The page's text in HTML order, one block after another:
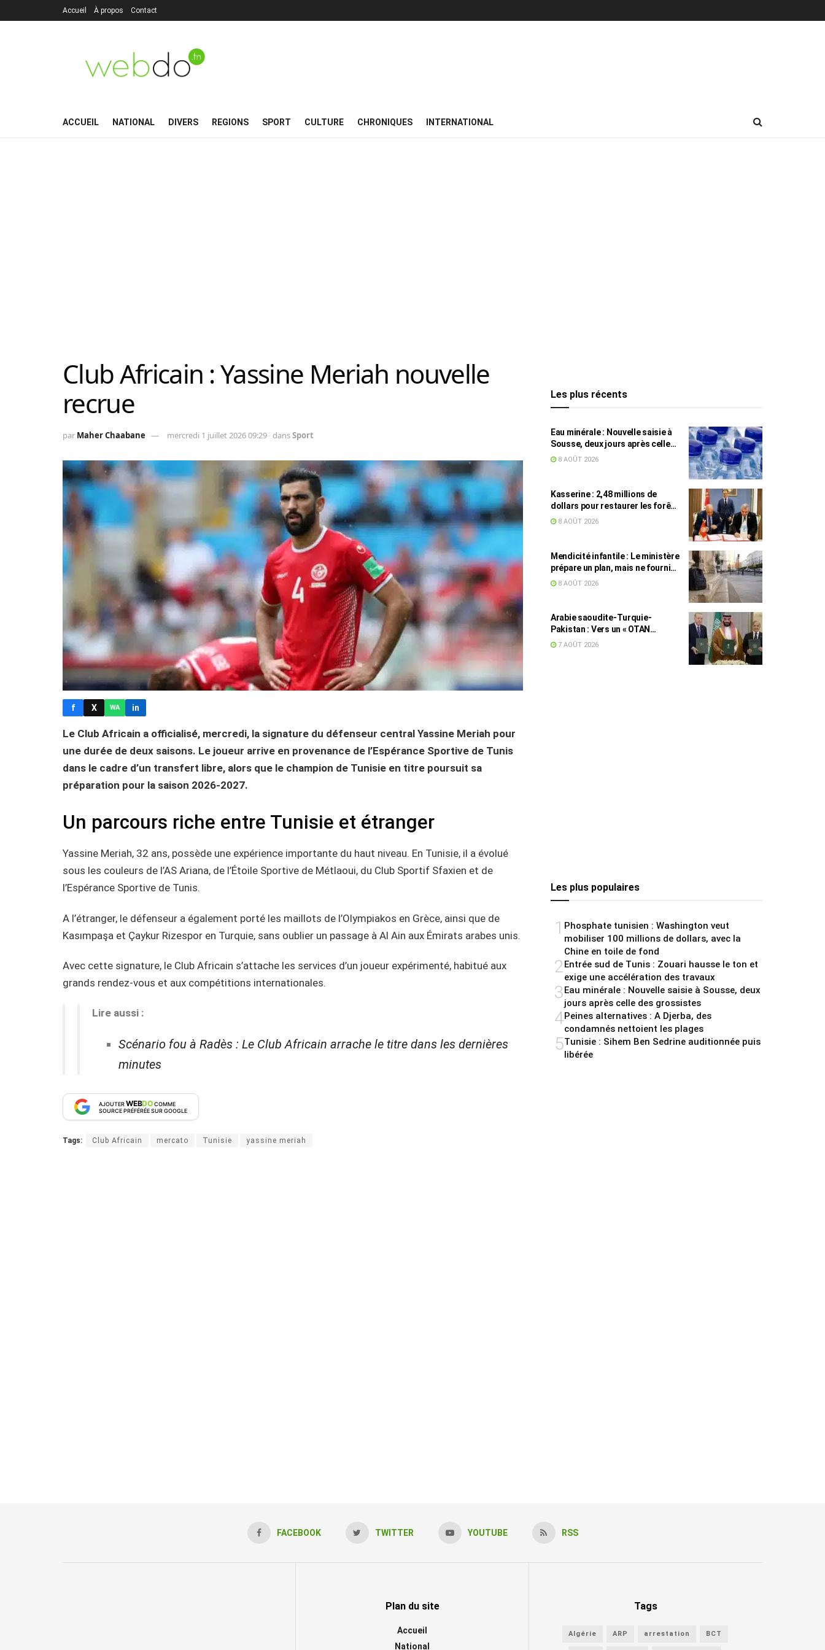
Accueil À propos Contact
ACCUEIL NATIONAL DIVERS REGIONS SPORT CULTURE CHRONIQUES INTERNATIONAL
Club Africain : Yassine Meriah nouvelle
recrue
par Maher Chaabane mercredi 1 juillet 2026 09:29 dansSport
f X WA in
Le Club Africain a officialisé, mercredi, la signature du défenseur central Yassine Meriah pour
une durée de deux saisons. Le joueur arrive en provenance de l’Espérance Sportive de Tunis
dans le cadre d’un transfert libre, alors que le champion de Tunisie en titre poursuit sa
préparation pour la saison 2026-2027.
Un parcours riche entre Tunisie et étranger
Yassine Meriah, 32 ans, possède une expérience importante du haut niveau. En Tunisie, il a évolué
sous les couleurs de l’AS Ariana, de l’Étoile Sportive de Métlaoui, du Club Sportif Sfaxien et de
l’Espérance Sportive de Tunis.
A l’étranger, le défenseur a également porté les maillots de l’Olympiakos en Grèce, ainsi que de
Kasımpaşa et Çaykur Rizespor en Turquie, sans oublier un passage à Al Ain aux Émirats arabes unis.
Avec cette signature, le Club Africain s’attache les services d’un joueur expérimenté, habitué aux
grands rendez-vous et aux compétitions internationales.
Lire aussi :
Scénario fou à Radès : Le Club Africain arrache le titre dans les dernières
minutes
AJOUTERWEBDOCOMME
SOURCE PRÉFÉRÉE SUR GOOGLE
Tags: Club Africain mercato Tunisie yassine meriah
Les plus récents
Eau minérale : Nouvelle saisie à
Sousse, deux jours après celle
des grossistes
8 AOÛT 2026
Kasserine : 2,48 millions de
dollars pour restaurer les forêts
de pin d’Alep
8 AOÛT 2026
Mendicité infantile : Le ministère
prépare un plan, mais ne fournit
toujours aucun chiffre
8 AOÛT 2026
Arabie saoudite-Turquie-
Pakistan : Vers un « OTAN
islamique » ?
7 AOÛT 2026
Les plus populaires
1 Phosphate tunisien : Washington veut
mobiliser 100 millions de dollars, avec la
Chine en toile de fond
2Entrée sud de Tunis : Zouari hausse le ton et
exige une accélération des travaux
3Eau minérale : Nouvelle saisie à Sousse, deux
jours après celle des grossistes
4Peines alternatives : A Djerba, des
condamnés nettoient les plages
5Tunisie : Sihem Ben Sedrine auditionnée puis
libérée
FACEBOOK TWITTER YOUTUBE RSS
Plan du site
Accueil
National
Tags
Algérie ARP arrestation BCT